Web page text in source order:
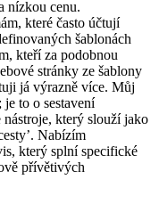
nízkou cenu.
které často účtují
šablonách
kteří za podobnou
stránky ze šablony
já výrazně více. Můj
to o sestavení
který slouží jako
Nabízím
který splní specifické
přívětivých